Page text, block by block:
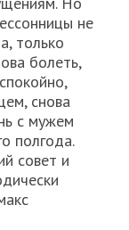
не
только
болеть,
снова
с мужем
полгода.
совет и